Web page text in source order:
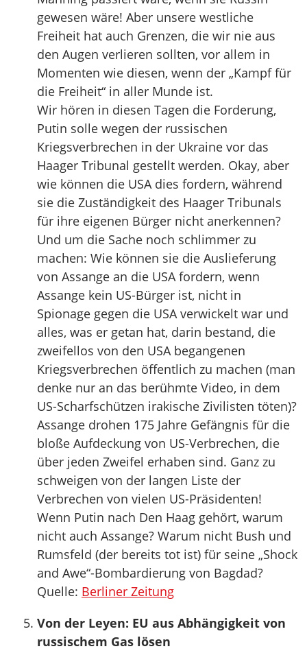
gewesen wäre! Aber unsere westliche
Freiheit hat auch Grenzen, die wir nie aus
den Augen verlieren sollten, vor allem in
Momenten wie diesen, wenn der „Kampf für
die Freiheit“ in aller Munde ist.
Wir hören in diesen Tagen die Forderung,
Putin solle wegen der russischen
Kriegsverbrechen in der Ukraine vor das
Haager Tribunal gestellt werden. Okay, aber
wie können die USA dies fordern, während
sie die Zuständigkeit des Haager Tribunals
für ihre eigenen Bürger nicht anerkennen?
Und um die Sache noch schlimmer zu
machen: Wie können sie die Auslieferung
von Assange an die USA fordern, wenn
Assange kein US-Bürger ist, nicht in
Spionage gegen die USA verwickelt war und
alles, was er getan hat, darin bestand, die
zweifellos von den USA begangenen
Kriegsverbrechen öffentlich zu machen (man
denke nur an das berühmte Video, in dem
US-Scharfschützen irakische Zivilisten töten)?
Assange drohen 175 Jahre Gefängnis für die
bloße Aufdeckung von US-Verbrechen, die
über jeden Zweifel erhaben sind. Ganz zu
schweigen von der langen Liste der
Verbrechen von vielen US-Präsidenten!
Wenn Putin nach Den Haag gehört, warum
nicht auch Assange? Warum nicht Bush und
Rumsfeld (der bereits tot ist) für seine „Shock
and Awe“-Bombardierung von Bagdad?
Quelle: Berliner Zeitung
Von der Leyen: EU aus Abhängigkeit von
russischem Gas lösen